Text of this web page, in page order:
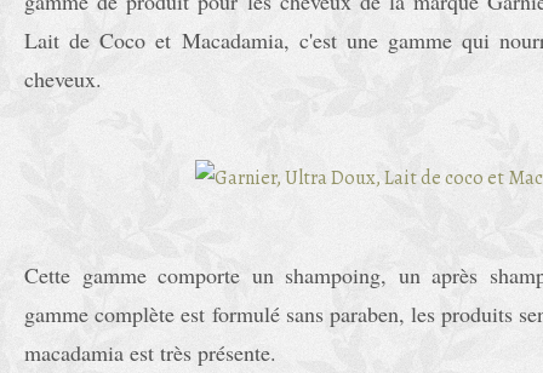
Lait de Coco et Macadamia, c'est une gamme qui
cheveux.
Cette gamme comporte un shampoing, un après
gamme complète est formulé sans paraben, les produits
macadamia est très présente.